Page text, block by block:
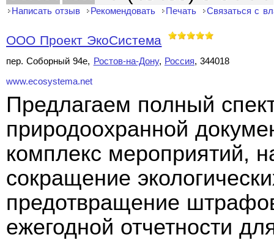
Написать отзыв Рекомендовать Печать Связаться с
ООО Проект ЭкоСистема
пер. Соборный 94е, Ростов-на-Дону, Россия, 344018
www.ecosystema.net
Предлагаем полный
природоохранной
комплекс мероприятий,
сокращение
предотвращение
ежегодной отчетности